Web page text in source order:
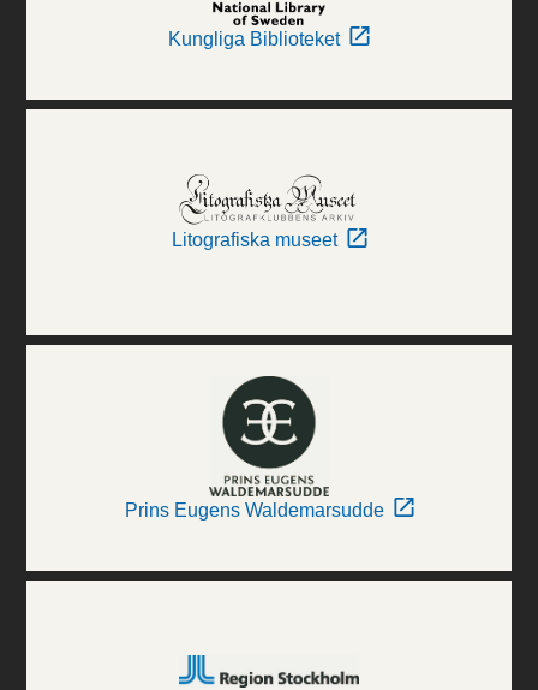
Kungliga Biblioteket
Litografiska museet
Prins Eugens Waldemarsudde